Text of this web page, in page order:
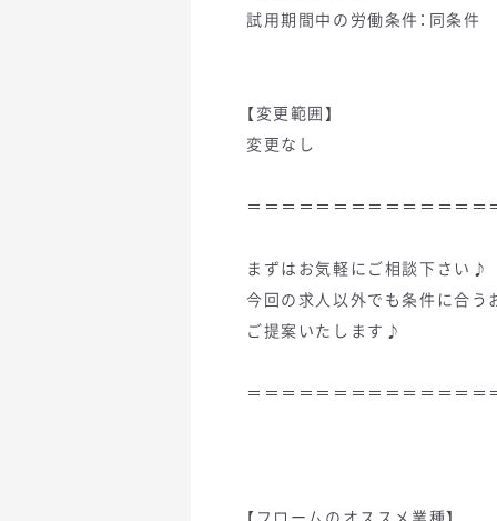
試用期間中の労働条件：同条件
【変更範囲】
変更なし
＝＝＝＝＝＝＝＝＝＝＝＝＝＝
まずはお気軽にご相談下さい♪
今回の求人以外でも条件に合う
ご提案いたします♪
＝＝＝＝＝＝＝＝＝＝＝＝＝＝
【フロームのオススメ業種】